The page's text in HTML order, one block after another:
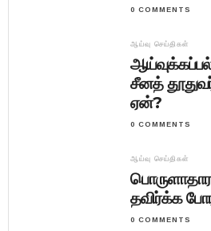
0 COMMENTS
ஆய்வு செய்திகள்
சீனத்
ஏன்?
0 COMMENTS
ஆய்வு செய்திகள்
தவிர்க்க
0 COMMENTS